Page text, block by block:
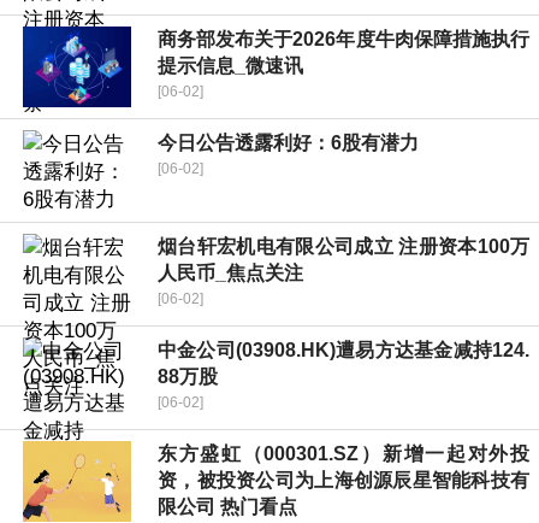
商务部发布关于2026年度牛肉保障措施执行
提示信息_微速讯
[06-02]
今日公告透露利好：6股有潜力
[06-02]
烟台轩宏机电有限公司成立 注册资本100万
人民币_焦点关注
[06-02]
中金公司(03908.HK)遭易方达基金减持124.
88万股
[06-02]
东方盛虹（000301.SZ）新增一起对外投
资，被投资公司为上海创源辰星智能科技有
限公司 热门看点